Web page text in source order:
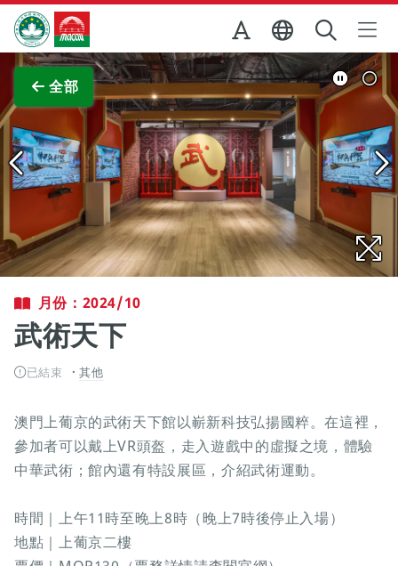
跳至主内容
澳門特別行政區政府旅遊局
全部
查看原圖
月份：2024/10
武術天下
已結束 其他
澳門上葡京的武術天下館以嶄新科技弘揚國粹。在這裡，
參加者可以戴上VR頭盔，走入遊戲中的虛擬之境，體驗
中華武術；館內還有特設展區，介紹武術運動。
時間｜上午11時至晚上8時（晚上7時後停止入場）
地點｜上葡京二樓